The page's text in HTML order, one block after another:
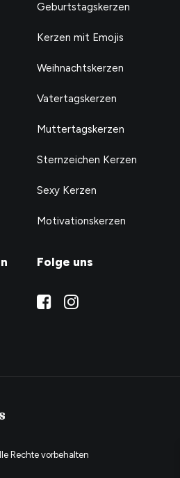
Geburtstagskerzen
Kerzen mit Emojis
Weihnachtskerzen
Vatertagskerzen
Muttertagskerzen
Sternzeichen Kerzen
Sexy Kerzen
Motivationskerzen
Folge uns
Rechte vorbehalten